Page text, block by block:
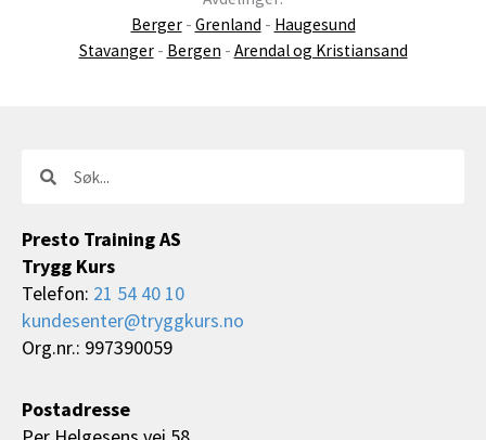
Berger- Grenland - Haugesund
Stavanger- Bergen - Arendal og Kristiansand
Presto Training AS
Trygg Kurs
Telefon: 21 54 40 10
kundesenter@tryggkurs.no
Org.nr.: 997390059
Postadresse